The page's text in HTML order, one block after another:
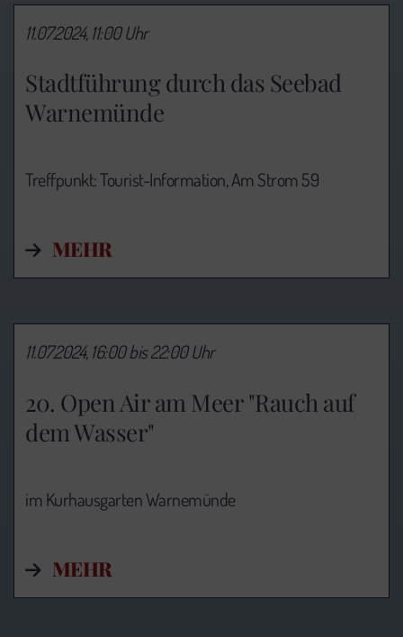
Stadtführung durch das Seebad
Warnemünde
11.07.2024, 11:00 Uhr
Treffpunkt: Tourist-Information,Am Strom 59
MEHR
20. Open Air am Meer "Rauch auf
dem Wasser"
11.07.2024, 16:00 bis 22:00 Uhr
im Kurhausgarten Warnemünde
MEHR